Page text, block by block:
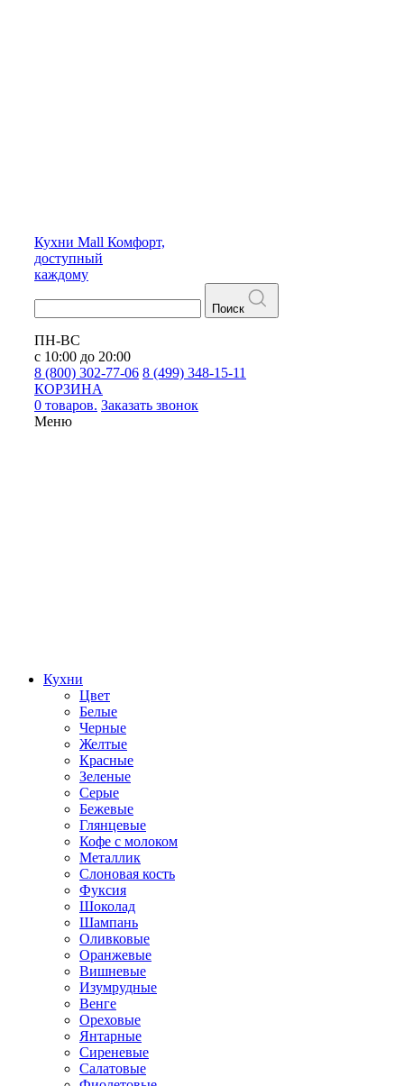
Кухни Mall Комфорт,
доступный
каждому
Поиск
ПН-ВС
с 10:00 до 20:00
8 (800) 302-77-06 8 (499) 348-15-11
КОРЗИНА
0 товаров. Заказать звонок
Меню
Кухни
Цвет
Белые
Черные
Желтые
Красные
Зеленые
Серые
Бежевые
Глянцевые
Кофе с молоком
Металлик
Слоновая кость
Фуксия
Шоколад
Шампань
Оливковые
Оранжевые
Вишневые
Изумрудные
Венге
Ореховые
Янтарные
Сиреневые
Салатовые